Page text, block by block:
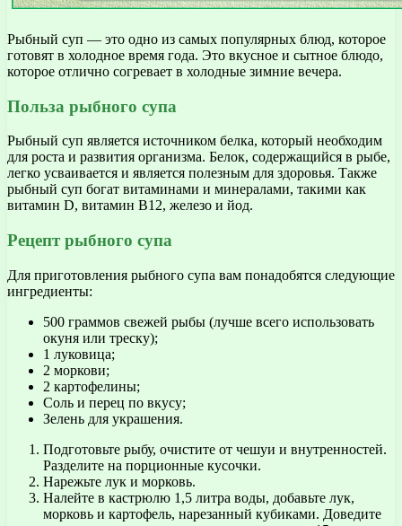
Рыбный суп — это одно из самых популярных блюд, которое
готовят в холодное время года. Это вкусное и сытное блюдо,
которое отлично согревает в холодные зимние вечера.
Польза рыбного супа
Рыбный суп является источником белка, который необходим
для роста и развития организма. Белок, содержащийся в рыбе,
легко усваивается и является полезным для здоровья. Также
рыбный суп богат витаминами и минералами, такими как
витамин D, витамин B12, железо и йод.
Рецепт рыбного супа
Для приготовления рыбного супа вам понадобятся следующие
ингредиенты:
500 граммов свежей рыбы (лучше всего использовать
окуня или треску);
1 луковица;
2 моркови;
2 картофелины;
Соль и перец по вкусу;
Зелень для украшения.
Подготовьте рыбу, очистите от чешуи и внутренностей.
Разделите на порционные кусочки.
Нарежьте лук и морковь.
Налейте в кастрюлю 1,5 литра воды, добавьте лук,
морковь и картофель, нарезанный кубиками. Доведите